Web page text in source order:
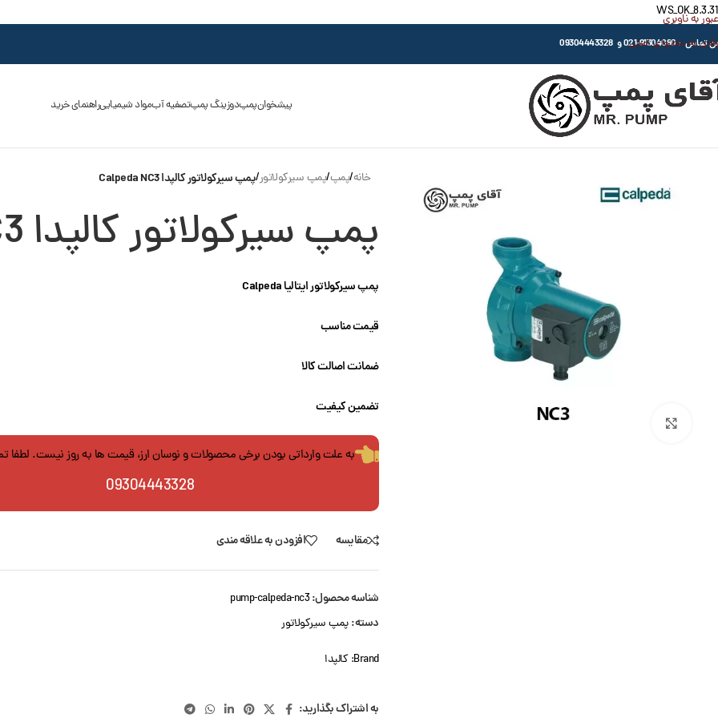
WS_OK_8.3.31
عبور به ناوبری
رفتن به محتوای اصلی
: 91304080-021 و 09304443328
پیشخوانپمپدوزینگ پمپتصفیه آبمواد شیمیاییراهنمای خرید
خانه/پمپ/پمپ سیرکولاتور/پمپ سیرکولاتور کالپدا Calpeda NC3
پمپ سیرکولاتور کالپدا Calpeda NC3
پمپ سیرکولاتور ایتالیا Calpeda
قیمت مناسب
ضمانت اصالت کالا
تضمین کیفیت
به علت وارداتی بودن برخی محصولات و نوسان ارز، قیمت ها به روز نیست. لطفا
09304443328
مقایسه افزودن به علاقه مندی
شناسه محصول:pump-calpeda-nc3
دسته: پمپ سیرکولاتور
Brand: کالپدا
به اشتراک بگذارید: